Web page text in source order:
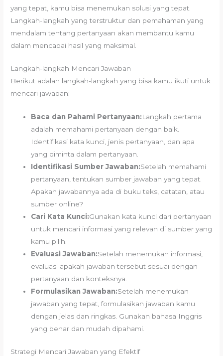
yang tepat, kamu bisa menemukan solusi yang tepat.
Langkah-langkah yang terstruktur dan pemahaman yang
mendalam tentang pertanyaan akan membantu kamu
dalam mencapai hasil yang maksimal.
Langkah-langkah Mencari Jawaban
Berikut adalah langkah-langkah yang bisa kamu ikuti untuk
mencari jawaban:
Baca dan Pahami Pertanyaan:Langkah pertama
adalah memahami pertanyaan dengan baik.
Identifikasi kata kunci, jenis pertanyaan, dan apa
yang diminta dalam pertanyaan.
Identifikasi Sumber Jawaban:Setelah memahami
pertanyaan, tentukan sumber jawaban yang tepat.
Apakah jawabannya ada di buku teks, catatan, atau
sumber online?
Cari Kata Kunci:Gunakan kata kunci dari pertanyaan
untuk mencari informasi yang relevan di sumber yang
kamu pilih.
Evaluasi Jawaban:Setelah menemukan informasi,
evaluasi apakah jawaban tersebut sesuai dengan
pertanyaan dan konteksnya.
Formulasikan Jawaban:Setelah menemukan
jawaban yang tepat, formulasikan jawaban kamu
dengan jelas dan ringkas. Gunakan bahasa Inggris
yang benar dan mudah dipahami.
Strategi Mencari Jawaban yang Efektif